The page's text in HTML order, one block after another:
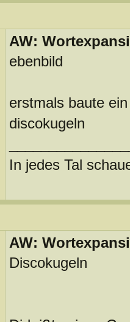
AW:
ebenbild
erstmals baute
discokugeln
In jedes Tal
AW:
Discokugeln